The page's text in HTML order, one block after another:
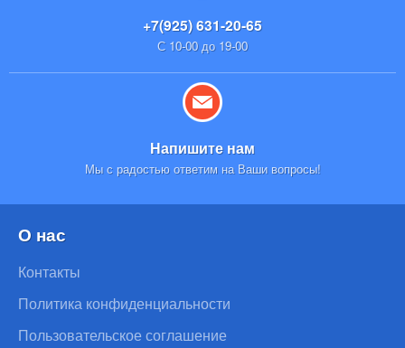
+7(925) 631-20-65
С 10-00 до 19-00
Напишите нам
Мы с радостью ответим на Ваши вопросы!
О нас
Контакты
Политика конфиденциальности
Пользовательское соглашение